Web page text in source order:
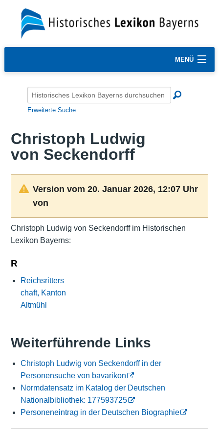
MENÜ
Erweiterte Suche
Christoph Ludwig
von Seckendorff
Version vom 20. Januar 2026, 12:07 Uhr
von
Christoph Ludwig von Seckendorff im Historischen
Lexikon Bayerns:
R
Reichsritters
chaft, Kanton
Altmühl
Weiterführende Links
Christoph Ludwig von Seckendorff in der
Personensuche von bavarikon
Normdatensatz im Katalog der Deutschen
Nationalbibliothek: 177593725
Personeneintrag in der Deutschen Biographie